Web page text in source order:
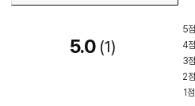
5.0 1
5점
4점
3점
2점
1점